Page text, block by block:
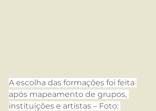
A escolha das formações foi feita
após mapeamento de grupos,
instituições e artistas – Foto: